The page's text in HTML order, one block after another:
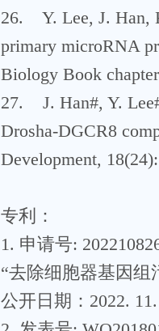
26. Y. Lee, J. Han,
primary microRNA
Biology Book chapter
27. J. Han#, Y.
Drosha-DGCR8
Development,
专利：
1. 申请号:
“去除细胞器基因组
公开日期：2022.